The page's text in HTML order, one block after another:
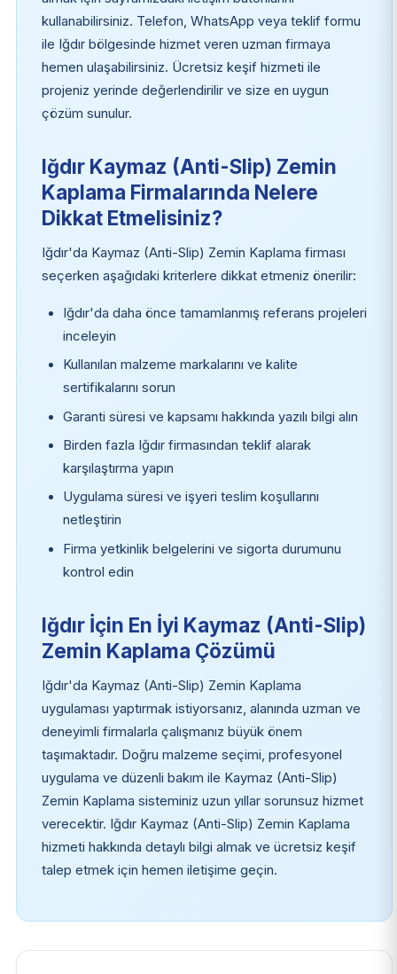
kullanabilirsiniz. Telefon, WhatsApp veya teklif formu
ile Iğdır bölgesinde hizmet veren uzman firmaya
hemen ulaşabilirsiniz. Ücretsiz keşif hizmeti ile
projeniz yerinde değerlendirilir ve size en uygun
çözüm sunulur.
Iğdır Kaymaz (Anti-Slip) Zemin
Kaplama Firmalarında Nelere
Dikkat Etmelisiniz?
Iğdır'da Kaymaz (Anti-Slip) Zemin Kaplama firması
seçerken aşağıdaki kriterlere dikkat etmeniz önerilir:
Iğdır'da daha önce tamamlanmış referans projeleri
inceleyin
Kullanılan malzeme markalarını ve kalite
sertifikalarını sorun
Garanti süresi ve kapsamı hakkında yazılı bilgi alın
Birden fazla Iğdır firmasından teklif alarak
karşılaştırma yapın
Uygulama süresi ve işyeri teslim koşullarını
netleştirin
Firma yetkinlik belgelerini ve sigorta durumunu
kontrol edin
Iğdır İçin En İyi Kaymaz (Anti-Slip)
Zemin Kaplama Çözümü
Iğdır'da Kaymaz (Anti-Slip) Zemin Kaplama
uygulaması yaptırmak istiyorsanız, alanında uzman ve
deneyimli firmalarla çalışmanız büyük önem
taşımaktadır. Doğru malzeme seçimi, profesyonel
uygulama ve düzenli bakım ile Kaymaz (Anti-Slip)
Zemin Kaplama sisteminiz uzun yıllar sorunsuz hizmet
verecektir. Iğdır Kaymaz (Anti-Slip) Zemin Kaplama
hizmeti hakkında detaylı bilgi almak ve ücretsiz keşif
talep etmek için hemen iletişime geçin.